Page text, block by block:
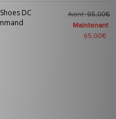
DC
Avant95,00€
Maintenant
65,00€